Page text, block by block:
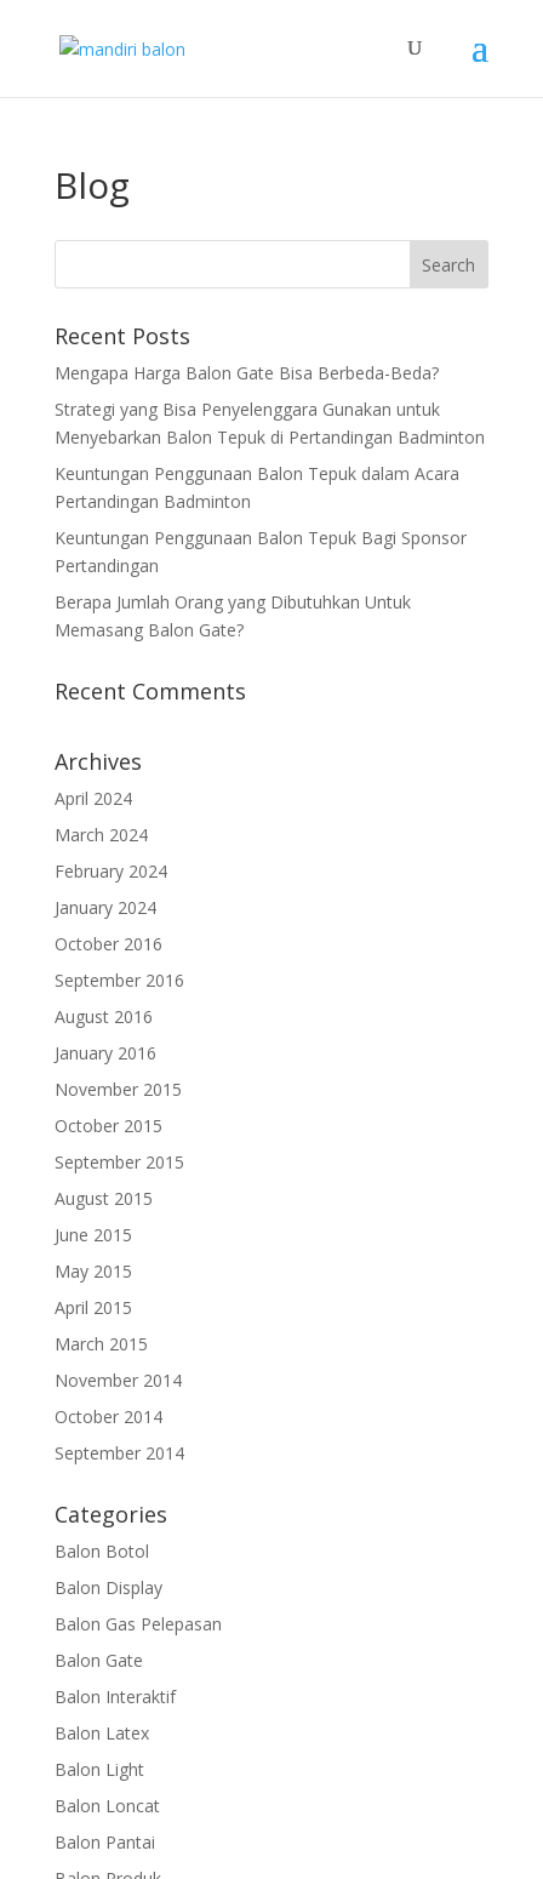
Blog
Recent Posts
Mengapa Harga Balon Gate Bisa Berbeda-Beda?
Strategi yang Bisa Penyelenggara Gunakan untuk
Menyebarkan Balon Tepuk di Pertandingan Badminton
Keuntungan Penggunaan Balon Tepuk dalam Acara
Pertandingan Badminton
Keuntungan Penggunaan Balon Tepuk Bagi Sponsor
Pertandingan
Berapa Jumlah Orang yang Dibutuhkan Untuk
Memasang Balon Gate?
Recent Comments
Archives
April 2024
March 2024
February 2024
January 2024
October 2016
September 2016
August 2016
January 2016
November 2015
October 2015
September 2015
August 2015
June 2015
May 2015
April 2015
March 2015
November 2014
October 2014
September 2014
Categories
Balon Botol
Balon Display
Balon Gas Pelepasan
Balon Gate
Balon Interaktif
Balon Latex
Balon Light
Balon Loncat
Balon Pantai